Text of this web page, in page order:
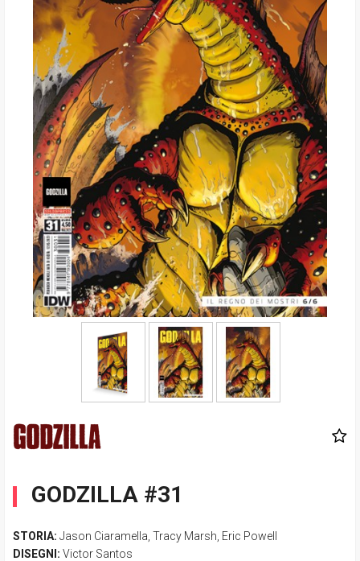
GODZILLA #31
STORIA: Jason Ciaramella Tracy Marsh Eric Powell
DISEGNI: Victor Santos